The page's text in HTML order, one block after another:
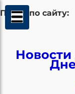
Поиск по сайту: